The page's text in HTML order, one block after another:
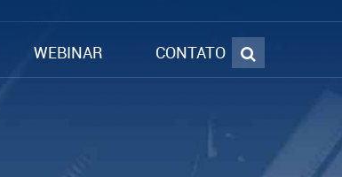
WEBINAR CONTATO